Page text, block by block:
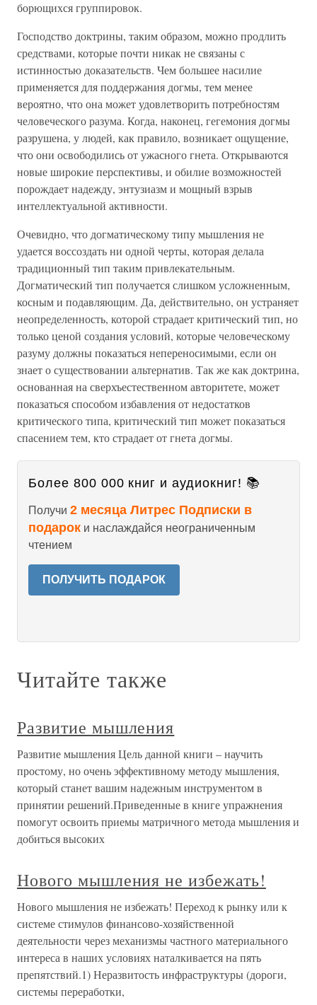
борющихся группировок.
Господство доктрины, таким образом, можно продлить
средствами, которые почти никак не связаны с
истинностью доказательств. Чем большее насилие
применяется для поддержания догмы, тем менее
вероятно, что она может удовлетворить потребностям
человеческого разума. Когда, наконец, гегемония догмы
разрушена, у людей, как правило, возникает ощущение,
что они освободились от ужасного гнета. Открываются
новые широкие перспективы, и обилие возможностей
порождает надежду, энтузиазм и мощный взрыв
интеллектуальной активности.
Очевидно, что догматическому типу мышления не
удается воссоздать ни одной черты, которая делала
традиционный тип таким привлекательным.
Догматический тип получается слишком усложненным,
косным и подавляющим. Да, действительно, он устраняет
неопределенность, которой страдает критический тип, но
только ценой создания условий, которые человеческому
разуму должны показаться непереносимыми, если он
знает о существовании альтернатив. Так же как доктрина,
основанная на сверхъестественном авторитете, может
показаться способом избавления от недостатков
критического типа, критический тип может показаться
спасением тем, кто страдает от гнета догмы.
Более 800 000 книг и аудиокниг! 📚
Получи 2 месяца Литрес Подписки в
подарок и наслаждайся неограниченным
чтением
ПОЛУЧИТЬ ПОДАРОК
Читайте также
Развитие мышления
Развитие мышления Цель данной книги – научить
простому, но очень эффективному методу мышления,
который станет вашим надежным инструментом в
принятии решений.Приведенные в книге упражнения
помогут освоить приемы матричного метода мышления и
добиться высоких
Нового мышления не избежать!
Нового мышления не избежать! Переход к рынку или к
системе стимулов финансово-хозяйственной
деятельности через механизмы частного материального
интереса в наших условиях наталкивается на пять
препятствий.1) Неразвитость инфраструктуры (дороги,
системы переработки,